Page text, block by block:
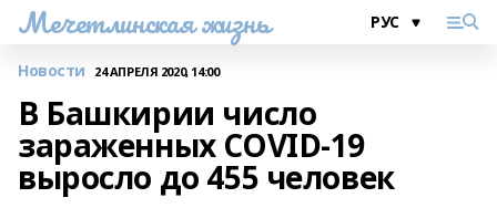
Мечетлинская жизнь
Новости 24 АПРЕЛЯ 2020, 14:00
В Башкирии число
зараженных COVID-19
выросло до 455 человек